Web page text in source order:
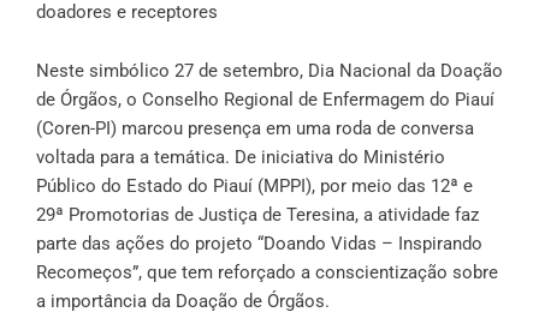
doadores e receptores
Neste simbólico 27 de setembro, Dia Nacional da Doação
de Órgãos, o Conselho Regional de Enfermagem do Piauí
(Coren-PI) marcou presença em uma roda de conversa
voltada para a temática. De iniciativa do Ministério
Público do Estado do Piauí (MPPI), por meio das 12ª e
29ª Promotorias de Justiça de Teresina, a atividade faz
parte das ações do projeto “Doando Vidas – Inspirando
Recomeços”, que tem reforçado a conscientização sobre
a importância da Doação de Órgãos.